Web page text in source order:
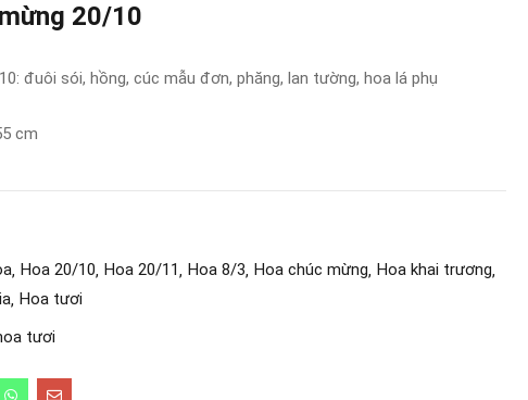
20/10
đuôi sói, hồng, cúc mẫu đơn, phăng, lan tường, hoa lá phụ
cm
Hoa 20/10 Hoa 20/11 Hoa 8/3 Hoa chúc mừng Hoa khai trương
Hoa tươi
tươi